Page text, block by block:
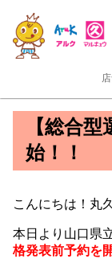
【総合
始！！
こんにちは！丸
本日より山口県
格発表前予約を